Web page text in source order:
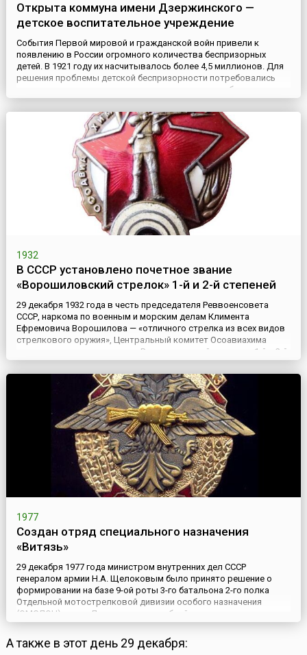
Открыта коммуна имени Дзержинского —
детское воспитательное учреждение
События Первой мировой и гражданской войн привели к
появлению в России огромного количества беспризорных
детей. В 1921 году их насчитывалось более 4,5 миллионов. Для
решения проблемы детской беспризорности потребовались
значительные усилия со стороны государства и общества в
целом.Коммуна имени Дзержинского — детское воспитательное
учреждение — была создана в поселке Новый Харьков
1932
В СССР установлено почетное звание
«Ворошиловский стрелок» 1-й и 2-й степеней
29 декабря 1932 года в честь председателя Реввоенсовета
СССР, наркома по военным и морским делам Климента
Ефремовича Ворошилова — «отличного стрелка из всех видов
стрелкового оружия», Центральный комитет Осоавиахима
установил почетное звание «Ворошиловский стрелок» 1-й и 2-й
степеней, присваиваемое с вручением соответствующего
нагрудного значка. Подготовка ворошиловских стрелков
1977
Создан отряд специального назначения
«Витязь»
29 декабря 1977 года министром внутренних дел СССР
генералом армии Н.А. Щелоковым было принято решение о
формировании на базе 9-ой роты 3-го батальона 2-го полка
Отдельной мотострелковой дивизии особого назначения
(ОМСДОН) имени Дзержинского учебной роты специального
назначения (УРСН) — первого в системе МВД подразделения
спецназа.Военнослужащих в это подразделение отбирали из
числа лучших спо...
А также в этот день 29 декабря: